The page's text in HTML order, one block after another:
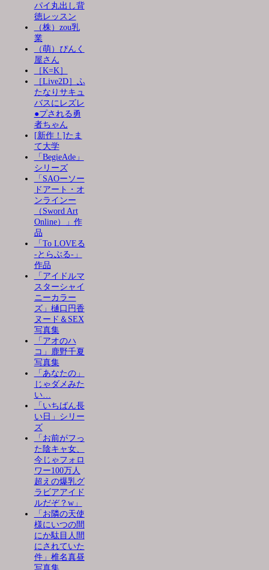
パイ丸出し背
徳レッスン
（株）zou乳
業
（萌）ぴんく
屋さん
［K=K］
［Live2D］ふ
たなりサキュ
バスにレズレ
●プされる勇
者ちゃん
[新作！]たま
て大学
「BegieAde」
シリーズ
「SAOーソー
ドアート・オ
ンラインー
（Sword Art
Online）」作
品
「To LOVEる
-とらぶる-」
作品
「アイドルマ
スターシャイ
ニーカラー
ズ」樋口円香
ヌード＆SEX
写真集
「アオのハ
コ」鹿野千夏
写真集
「あなたの」
じゃダメみた
い…
「いちばん長
い日」シリー
ズ
「お前がフっ
た陰キャ女、
今じゃフォロ
ワー100万人
超えの爆乳グ
ラビアアイド
ルだぞ？w」
「お隣の天使
様にいつの間
にか駄目人間
にされていた
件」椎名真昼
写真集